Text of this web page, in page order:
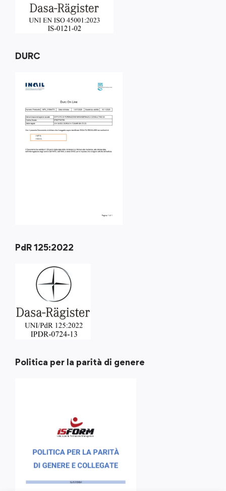
DURC
PdR 125:2022
Politica per la parità di genere